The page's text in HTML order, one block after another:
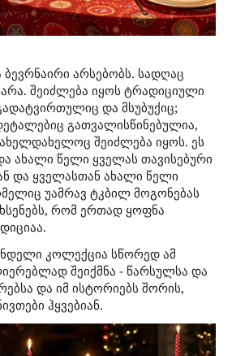
არსებობს. სადღაც
შეიძლება იყოს ტრადიციული
და მსუბუქიც;
გათვალისწინებულია,
შეიძლება იყოს. ეს
ახალი წელი ყველას თავისებური
და ყველასთან ახალი წელი
უამრავ ტკბილ მოგონებას
რომ ერთად ყოფნა
კოლექცია სწორედ ამ
შეიქმნა - წარსულსა და
და იმ ისტორიებს შორის,
ჰყვებიან.